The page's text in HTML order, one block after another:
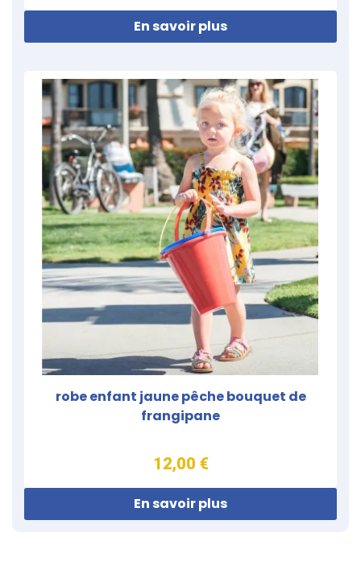
En savoir plus
robe enfant jaune pêche bouquet de
frangipane
12,00 €
En savoir plus